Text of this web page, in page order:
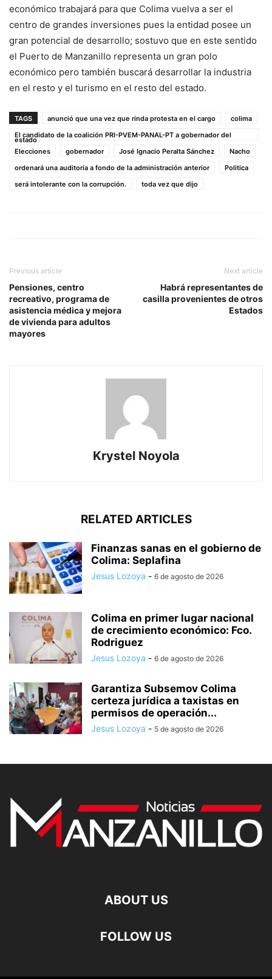
económico trabajará para que Colima vuelva a ser el
centro de grandes inversiones pues la entidad posee un
gran potencial de desarrollo; sostuvo que en este sentido
el Puerto de Manzanillo representa un gran polo
económico pero también buscará desarrollar la industria
en el resto y el turismo en el resto del estado.
TAGS anunció que una vez que rinda protesta en el cargo
colima
El candidato de la coalición PRI-PVEM-PANAL-PT a gobernador del
estado
Elecciones
gobernador José Ignacio Peralta Sánchez
Nacho
ordenará una auditoría a fondo de la administración anterior
Politica
será intolerante con la corrupción.
toda vez que dijo
Previous article
Pensiones, centro
recreativo, programa de
asistencia médica y mejora
de vivienda para adultos
mayores
Next article
Habrá representantes de
casilla provenientes de otros
Estados
Krystel Noyola
RELATED ARTICLES
Finanzas sanas en el gobierno de
Colima: Seplafina
Jesus Lozoya - 6 de agosto de 2026
Colima en primer lugar nacional
de crecimiento económico: Fco.
Rodriguez
Jesus Lozoya - 6 de agosto de 2026
Garantiza Subsemov Colima
certeza jurídica a taxistas en
permisos de operación...
Jesus Lozoya - 5 de agosto de 2026
ABOUT US
FOLLOW US